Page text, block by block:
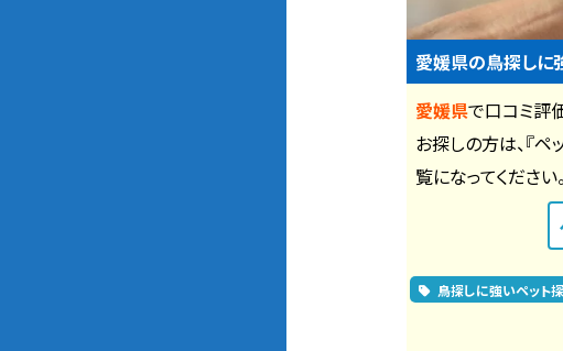
愛媛県の鳥探しに
愛媛県で口コミ評
お探しの方は、『
覧になってください。
鳥探しに強いペット